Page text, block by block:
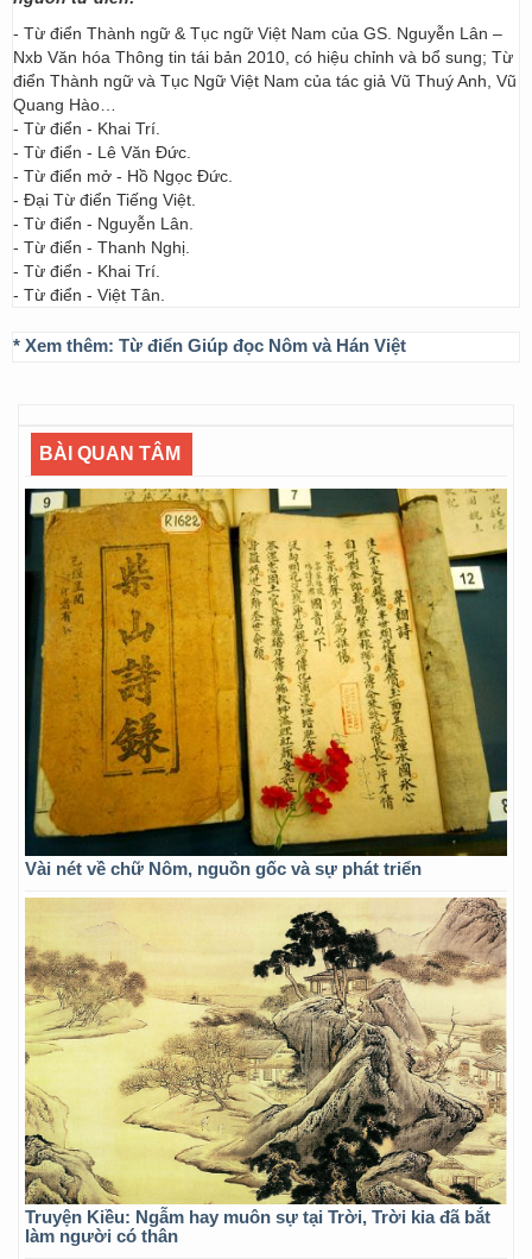
- Từ điển Thành ngữ & Tục ngữ Việt Nam của GS. Nguyễn Lân –
Nxb Văn hóa Thông tin tái bản 2010, có hiệu chỉnh và bổ sung; Từ
điển Thành ngữ và Tục Ngữ Việt Nam của tác giả Vũ Thuý Anh, Vũ
Quang Hào…
- Từ điển - Khai Trí.
- Từ điển - Lê Văn Đức.
- Từ điển mở - Hồ Ngọc Đức.
- Đại Từ điển Tiếng Việt.
- Từ điển - Nguyễn Lân.
- Từ điển - Thanh Nghị.
- Từ điển - Khai Trí.
- Từ điển - Việt Tân.
* Xem thêm: Từ điển Giúp đọc Nôm và Hán Việt
BÀI QUAN TÂM
Vài nét về chữ Nôm, nguồn gốc và sự phát triển
Truyện Kiều: Ngẫm hay muôn sự tại Trời, Trời kia đã bắt
làm người có thân